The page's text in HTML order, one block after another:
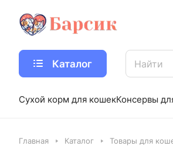
Каталог
Сухой корм для кошекКонсервы
Главная Каталог Товары для